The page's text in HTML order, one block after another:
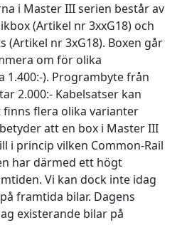
i Master III serien består av
(Artikel nr 3xxG18) och
(Artikel nr 3xG18). Boxen går
om för olika
1.400:-). Programbyte från
2.000:- Kabelsatser kan
finns flera olika varianter
att en box i Master III
i princip vilken Common-Rail
har därmed ett högt
Vi kan dock inte idag
framtida bilar. Dagens
existerande bilar på